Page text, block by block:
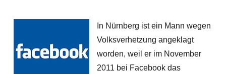
In Nürnberg ist ein Mann wegen
Volksverhetzung angeklagt
worden, weil er im November
2011 bei Facebook das